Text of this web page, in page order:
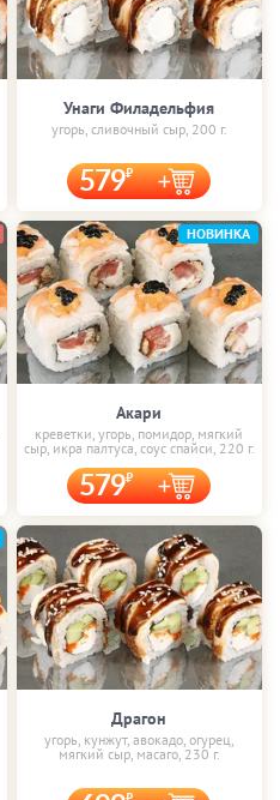
Унаги Филадельфия
угорь, сливочный сыр, 200 г.
579
Акари
креветки, угорь, помидор, мягкий
сыр, икра палтуса, соус спайси, 220 г.
579
НОВИНКА
Драгон
угорь, кунжут, авокадо, огурец,
мягкий сыр, масаго, 230 г.